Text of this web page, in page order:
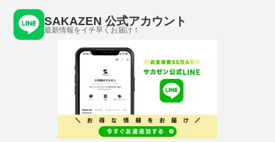
SAKAZEN 公式アカウント
最新情報をイチ早くお届け！